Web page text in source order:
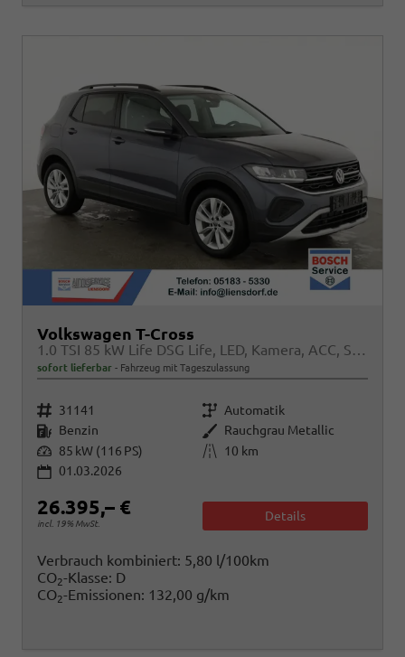
Volkswagen T-Cross
1.0 TSI 85 kW Life DSG Life, LED, Kamera, ACC, Side, Winter, 17-Zoll
sofort lieferbar Fahrzeug mit Tageszulassung
Fahrzeugnr. 31141 Getriebe Automatik
Kraftstoff Benzin Außenfarbe Rauchgrau Metallic
Leistung 85 kW (116 PS) Kilometerstand
10 km
01.03.2026
26.395,– €
incl. 19% MwSt.
Details
Verbrauch kombiniert: 5,80 l/100km
CO2-Klasse: D
CO2-Emissionen: 132,00 g/km